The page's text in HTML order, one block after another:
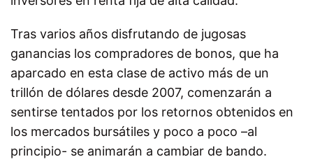
Tras varios años disfrutando de jugosas
ganancias los compradores de bonos, que ha
aparcado en esta clase de activo más de un
trillón de dólares desde 2007, comenzarán a
sentirse tentados por los retornos obtenidos en
los mercados bursátiles y poco a poco –al
principio- se animarán a cambiar de bando.